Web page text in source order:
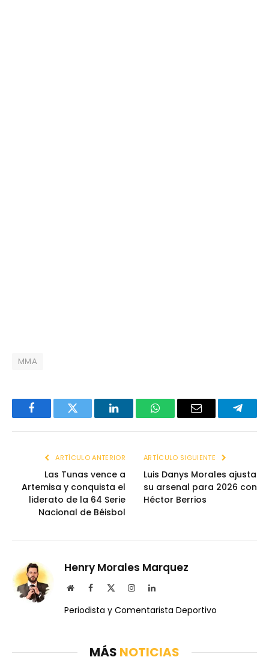
MMA
FacebookTwitter LinkedInWhatsAppEmail
ARTÍCULO ANTERIOR
Las Tunas vence a
Artemisa y conquista el
liderato de la 64 Serie
Nacional de Béisbol
ARTÍCULO SIGUIENTE
Luis Danys Morales ajusta
su arsenal para 2026 con
Héctor Berrios
Henry Morales Marquez
WebsiteFacebook InstagramLinkedIn
Periodista y Comentarista Deportivo
MÁS NOTICIAS